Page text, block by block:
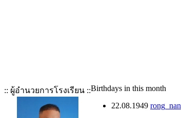
:: ผู้อำนวยการโรงเรียน ::Birthdays in this month
22.08.1949 rong_nan